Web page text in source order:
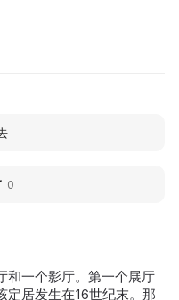
和一个影厅。第一个展厅
定居发生在16世纪末。那
0